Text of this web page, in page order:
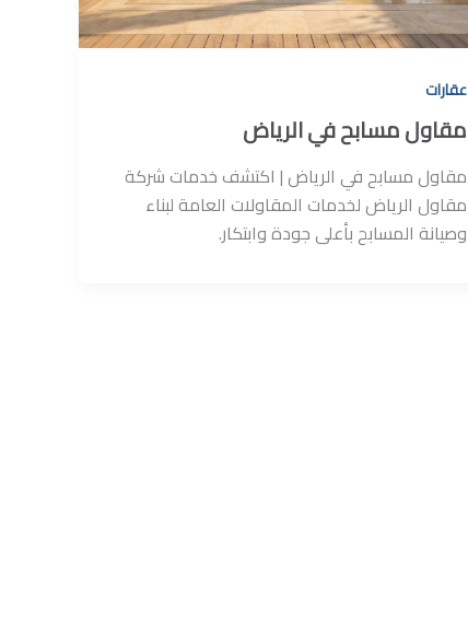
عقارات
مقاول مسابح في الرياض
مقاول مسابح في الرياض | اكتشف خدمات شركة
مقاول الرياض لخدمات المقاولات العامة لبناء
وصيانة المسابح بأعلى جودة وابتكار.